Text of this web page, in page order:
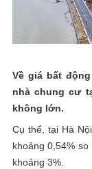
Về giá bất
nhà chung cư
không lớn.
Cụ thể, tại Hà
khoảng 0,54%
khoảng 3%.